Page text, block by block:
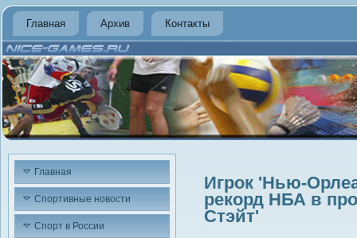
Главная Архив Контакты
Главная
Спортивные новости
Спорт в России
Игрок 'Нью-
рекорд НБА в
Стэйт'